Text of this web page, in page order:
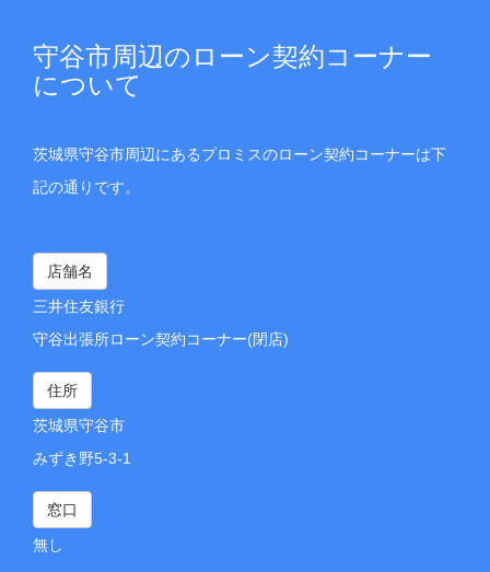
守谷市周辺のローン契約コーナー
について
茨城県守谷市周辺にあるプロミスのローン契約コーナーは下
記の通りです。
店舗名
三井住友銀行
守谷出張所ローン契約コーナー(閉店)
住所
茨城県守谷市
みずき野5-3-1
窓口
無し